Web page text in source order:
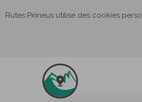
Rutes Pirineus utilise des cookies